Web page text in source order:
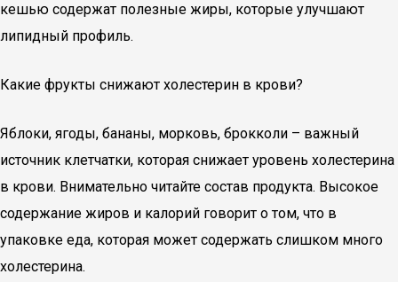
кешью содержат полезные жиры, которые улучшают
липидный профиль.
Какие фрукты снижают холестерин в крови?
Яблоки, ягоды, бананы, морковь, брокколи – важный
источник клетчатки, которая снижает уровень холестерина
в крови. Внимательно читайте состав продукта. Высокое
содержание жиров и калорий говорит о том, что в
упаковке еда, которая может содержать слишком много
холестерина.